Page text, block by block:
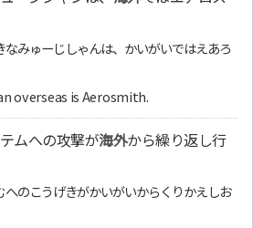
みゅーじしゃんは、かいがいではえあろ
overseas is Aerosmith.
ムへの攻撃が海外から繰り返し行
のこうげきがかいがいからくりかえしお